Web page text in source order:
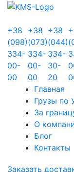
+38
(098)
334-
00-
00
+38
(073)
334-
00-
00
+38
(044)
334-
30-
20
Главная
Грузы по
За
О
Блог
Контакты
Заказать